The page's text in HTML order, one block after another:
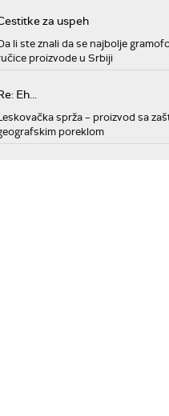
za uspeh
li ste znali da se najbolje
proizvode u Srbiji
Eh...
sprža – proizvod sa
poreklom